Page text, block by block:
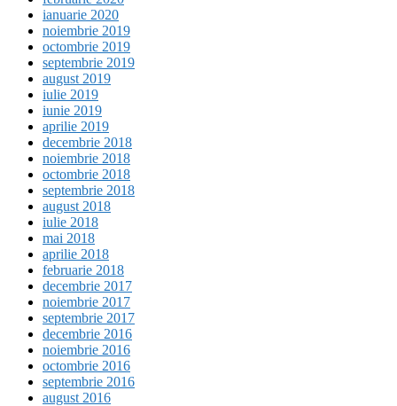
ianuarie 2020
noiembrie 2019
octombrie 2019
septembrie 2019
august 2019
iulie 2019
iunie 2019
aprilie 2019
decembrie 2018
noiembrie 2018
octombrie 2018
septembrie 2018
august 2018
iulie 2018
mai 2018
aprilie 2018
februarie 2018
decembrie 2017
noiembrie 2017
septembrie 2017
decembrie 2016
noiembrie 2016
octombrie 2016
septembrie 2016
august 2016